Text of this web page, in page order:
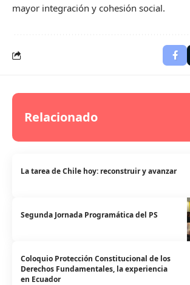
mayor integración y cohesión social.
Relacionado
La tarea de Chile hoy: reconstruir y avanzar
Segunda Jornada Programática del PS
Coloquio Protección Constitucional de los
Derechos Fundamentales, la experiencia
en Ecuador